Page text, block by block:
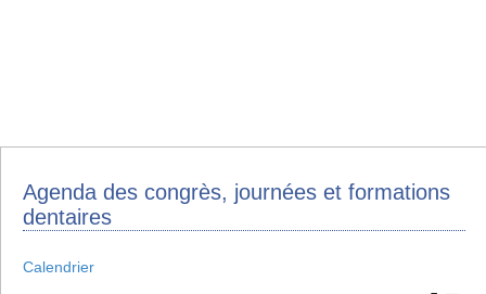
Agenda des congrès, journées et formations
dentaires
Calendrier